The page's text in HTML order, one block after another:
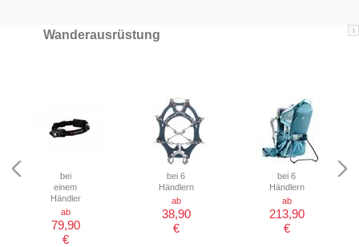
i
Wanderausrüstung
bei
einem
Händler
ab
79,90
€
bei 6
Händlern
ab
38,90
€
bei 6
Händlern
ab
213,90
€